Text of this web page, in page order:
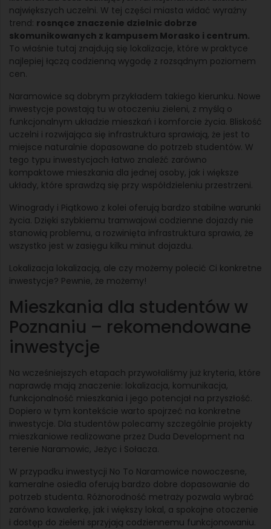
największych uczelni. W tej części miasta widać wyraźny
trend: rosnące znaczenie dzielnic dobrze
skomunikowanych z kampusem Morasko i centrum.
To właśnie tutaj znajdują się lokalizacje, które w praktyce
najlepiej łączą codzienną wygodę z rozsądnym poziomem
cen.
Naramowice są dobrym przykładem takiego kierunku. Nowe
inwestycje powstają tu w otoczeniu zieleni, z myślą o
funkcjonalnym układzie mieszkań i komforcie życia. Bliskość
uczelni i rozwijająca się infrastruktura sprawiają, że jest to
miejsce naturalnie dopasowane do potrzeb studentów. W
tego typu inwestycjach łatwo znaleźć zarówno
kompaktowe mieszkania dla jednej osoby, jak i większe
układy, które sprawdzą się przy współdzieleniu przestrzeni.
Winogrady i Piątkowo z kolei oferują bardzo stabilne warunki
życia. Dzięki szybkiemu tramwajowi codzienne dojazdy nie
stanowią problemu, a rozwinięta infrastruktura sprawia, że
wszystko jest w zasięgu kilku minut dojazdu.
Lokalizacja lokalizacją, ale czy możemy polecić Ci konkretne
inwestycje? Pewnie, że możemy!
Mieszkania dla studentów w
Poznaniu – rekomendowane
inwestycje
Na wcześniejszych etapach przywołaliśmy już kryteria, które
naprawdę mają znaczenie: lokalizacja, komunikacja,
funkcjonalność mieszkania i jego potencjał na przyszłość.
Dopiero w tym kontekście warto spojrzeć na konkretne
inwestycje. Dla studentów polecamy szczególnie projekty
mieszkaniowe realizowane przez Duda Development na
terenie Naramowic, Jeżyc i Sołacza.
W przypadku inwestycji No To Naramowice nowoczesne,
kameralne osiedla oferują bardzo dobre dopasowanie do
potrzeb studenta. Różnorodność metraży pozwala wybrać
zarówno kawalerkę, jak i większy lokal, a spokojne otoczenie
i dostęp do zieleni sprzyjają codziennemu funkcjonowaniu.